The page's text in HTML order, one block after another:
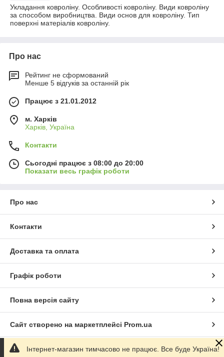
Укладання ковроліну. Особливості ковроліну. Види ковроліну
за способом виробництва. Види основ для ковроліну. Тип
поверхні матеріалів ковроліну.
Про нас
Рейтинг не сформований
Менше 5 відгуків за останній рік
Працює з 21.01.2012
м. Харків
Харків, Україна
Контакти
Сьогодні працює з 08:00 до 20:00
Показати весь графік роботи
Про нас
Контакти
Доставка та оплата
Графік роботи
Повна версія сайту
Сайт створено на маркетплейсі Prom.ua
Політика конфіденційності
Інтернет-магазин тимчасово не працює. Все буде Україна!